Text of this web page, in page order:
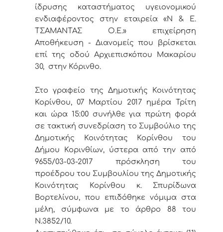
ίδρυσης καταστήματος υγειονομικού
ενδιαφέροντος στην εταιρεία «Ν & Ε.
ΤΣΑΜΑΝΤΑΣ Ο.Ε.» επιχείρηση
Αποθήκευση - Διανομείς που βρίσκεται
επί της οδού Αρχιεπισκόπου Μακαρίου
30, στην Κόρινθο.
Στο γραφείο της Δημοτικής Κοινότητας
Κορίνθου, 07 Μαρτίου 2017 ημέρα Τρίτη
και ώρα 15:00 συνήλθε για πρώτη φορά
σε τακτική συνεδρίαση το Συμβούλιο της
Δημοτικής Κοινότητας Κορίνθου του
Δήμου Κορινθίων, ύστερα από την από
9655/03-03-2017 πρόσκληση του
προέδρου του Συμβουλίου της Δημοτικής
Κοινότητας Κορίνθου κ. Σπυρίδωνα
Βορτελίνου, που επιδόθηκε νόμιμα στα
μέλη, σύμφωνα με το άρθρο 88 του
Ν.3852/10.